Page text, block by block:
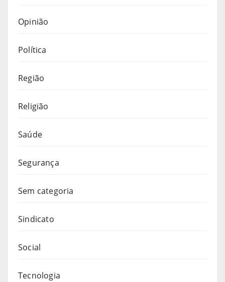
Opinião
Política
Região
Religião
Saúde
Segurança
Sem categoria
Sindicato
Social
Tecnologia